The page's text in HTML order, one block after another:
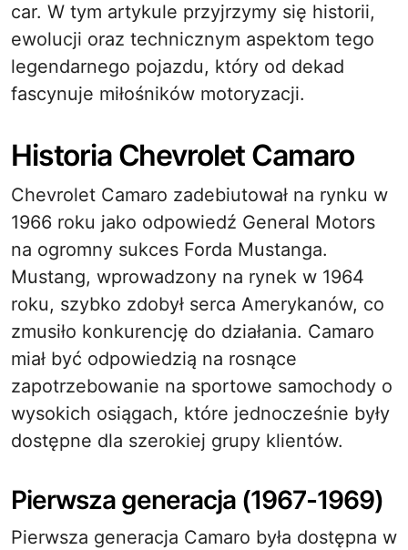
car. W tym artykule przyjrzymy się historii,
ewolucji oraz technicznym aspektom tego
legendarnego pojazdu, który od dekad
fascynuje miłośników motoryzacji.
Historia Chevrolet Camaro
Chevrolet Camaro zadebiutował na rynku w
1966 roku jako odpowiedź General Motors
na ogromny sukces Forda Mustanga.
Mustang, wprowadzony na rynek w 1964
roku, szybko zdobył serca Amerykanów, co
zmusiło konkurencję do działania. Camaro
miał być odpowiedzią na rosnące
zapotrzebowanie na sportowe samochody o
wysokich osiągach, które jednocześnie były
dostępne dla szerokiej grupy klientów.
Pierwsza generacja (1967-1969)
Pierwsza generacja Camaro była dostępna w